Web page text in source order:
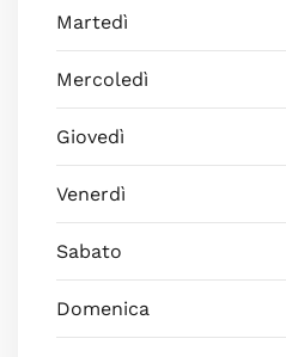
Martedì
Mercoledì
Giovedì
Venerdì
Sabato
Domenica